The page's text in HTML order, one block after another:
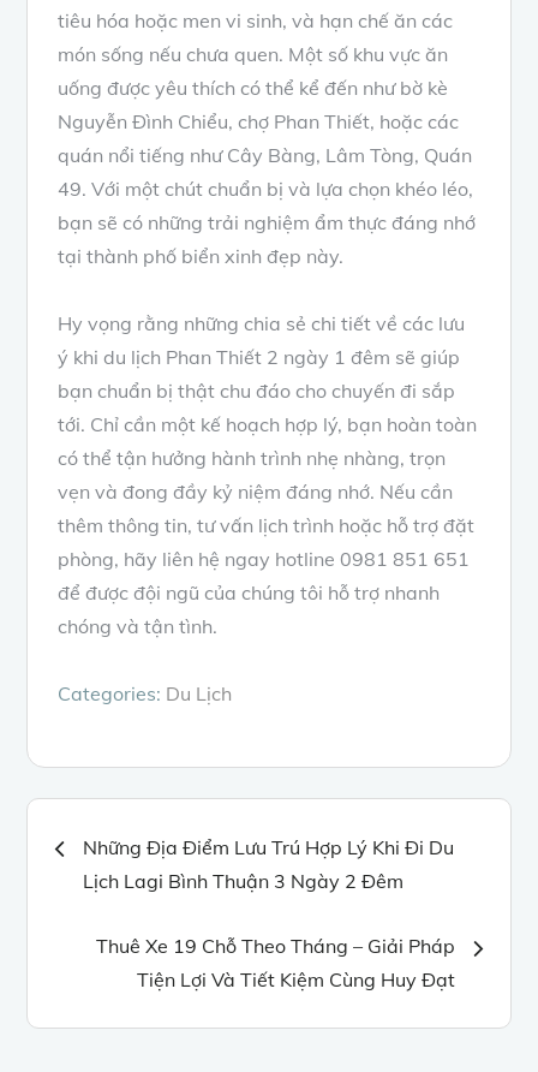
tiêu hóa hoặc men vi sinh, và hạn chế ăn các
món sống nếu chưa quen. Một số khu vực ăn
uống được yêu thích có thể kể đến như bờ kè
Nguyễn Đình Chiểu, chợ Phan Thiết, hoặc các
quán nổi tiếng như Cây Bàng, Lâm Tòng, Quán
49. Với một chút chuẩn bị và lựa chọn khéo léo,
bạn sẽ có những trải nghiệm ẩm thực đáng nhớ
tại thành phố biển xinh đẹp này.
Hy vọng rằng những chia sẻ chi tiết về các lưu
ý khi du lịch Phan Thiết 2 ngày 1 đêm sẽ giúp
bạn chuẩn bị thật chu đáo cho chuyến đi sắp
tới. Chỉ cần một kế hoạch hợp lý, bạn hoàn toàn
có thể tận hưởng hành trình nhẹ nhàng, trọn
vẹn và đong đầy kỷ niệm đáng nhớ. Nếu cần
thêm thông tin, tư vấn lịch trình hoặc hỗ trợ đặt
phòng, hãy liên hệ ngay hotline 0981 851 651
để được đội ngũ của chúng tôi hỗ trợ nhanh
chóng và tận tình.
Categories: Du Lịch
Điều
hướng
viết
Những Địa Điểm Lưu Trú Hợp Lý Khi Đi Du
Lịch Lagi Bình Thuận 3 Ngày 2 Đêm
Thuê Xe 19 Chỗ Theo Tháng – Giải Pháp
Tiện Lợi Và Tiết Kiệm Cùng Huy Đạt